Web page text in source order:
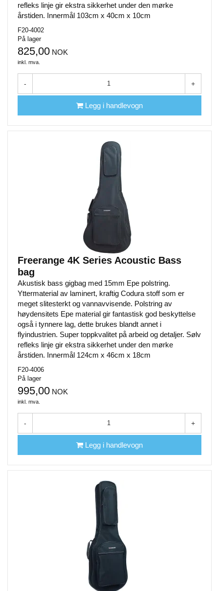
refleks linje gir ekstra sikkerhet under den mørke
årstiden. Innermål 103cm x 40cm x 10cm
F20-4002
På lager
825,00 NOK
inkl. mva.
- +
Legg i handlevogn
Freerange 4K Series Acoustic Bass
bag
Akustisk bass gigbag med 15mm Epe polstring.
Yttermaterial av laminert, kraftig Codura stoff som er
meget slitesterkt og vannavvisende. Polstring av
høydensitets Epe material gir fantastisk god beskyttelse
også i tynnere lag, dette brukes blandt annet i
flyindustrien. Super toppkvalitet på arbeid og detaljer. Sølv
refleks linje gir ekstra sikkerhet under den mørke
årstiden. Innermål 124cm x 46cm x 18cm
F20-4006
På lager
995,00 NOK
inkl. mva.
- +
Legg i handlevogn